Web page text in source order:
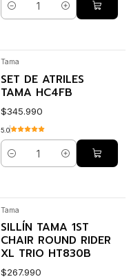
Cantidad
Tama
SET DE ATRILES
TAMA HC4FB
$345.990
5.0
Cantidad
Tama
SILLÍN TAMA 1ST
CHAIR ROUND RIDER
XL TRIO HT830B
$267.990